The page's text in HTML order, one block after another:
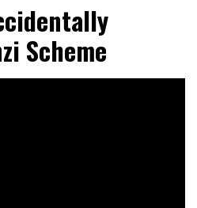
Scheme